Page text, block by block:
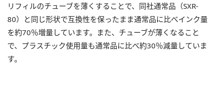
リフィルのチューブを薄くすることで、同社通常品（SXR-
80）と同じ形状で互換性を保ったまま通常品に比べインク量
を約70％増量しています。また、チューブが薄くなること
で、プラスチック使用量も通常品に比べ約30％減量していま
す。